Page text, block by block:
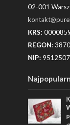
02-001
KRS:
REGON:
NIP: